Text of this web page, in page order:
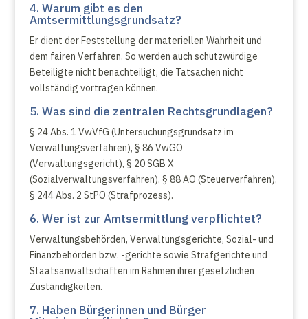
4. Warum gibt es den
Amtsermittlungsgrundsatz?
Er dient der Feststellung der materiellen Wahrheit und
dem fairen Verfahren. So werden auch schutzwürdige
Beteiligte nicht benachteiligt, die Tatsachen nicht
vollständig vortragen können.
5. Was sind die zentralen Rechtsgrundlagen?
§ 24 Abs. 1 VwVfG (Untersuchungsgrundsatz im
Verwaltungsverfahren), § 86 VwGO
(Verwaltungsgericht), § 20 SGB X
(Sozialverwaltungsverfahren), § 88 AO (Steuerverfahren),
§ 244 Abs. 2 StPO (Strafprozess).
6. Wer ist zur Amtsermittlung verpflichtet?
Verwaltungsbehörden, Verwaltungsgerichte, Sozial- und
Finanzbehörden bzw. -gerichte sowie Strafgerichte und
Staatsanwaltschaften im Rahmen ihrer gesetzlichen
Zuständigkeiten.
7. Haben Bürgerinnen und Bürger